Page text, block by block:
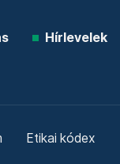
Hírlevelek
Etikai kódex